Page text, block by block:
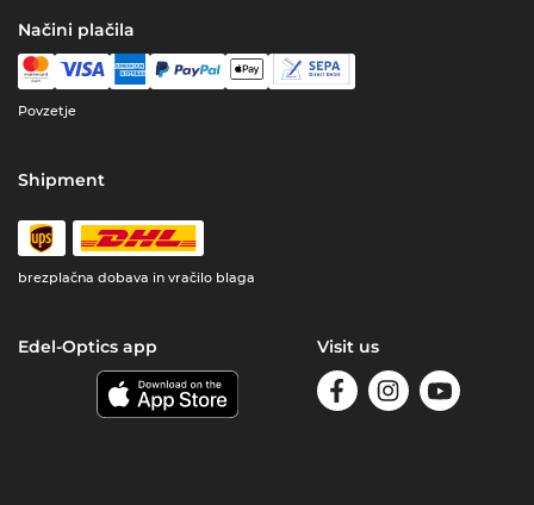
Načini plačila
Povzetje
Shipment
brezplačna dobava in vračilo blaga
Edel-Optics app Visit us